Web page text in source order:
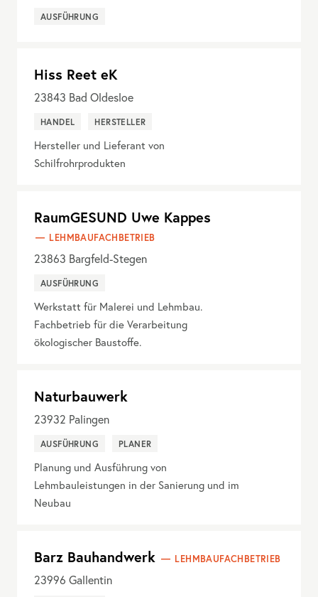
AUSFÜHRUNG
Hiss Reet eK
23843 Bad Oldesloe
HANDEL HERSTELLER
Hersteller und Lieferant von
Schilfrohrprodukten
RaumGESUND Uwe Kappes
LEHMBAUFACHBETRIEB
23863 Bargfeld-Stegen
AUSFÜHRUNG
Werkstatt für Malerei und Lehmbau.
Fachbetrieb für die Verarbeitung
ökologischer Baustoffe.
Naturbauwerk
23932 Palingen
AUSFÜHRUNG PLANER
Planung und Ausführung von
Lehmbauleistungen in der Sanierung und im
Neubau
Barz Bauhandwerk LEHMBAUFACHBETRIEB
23996 Gallentin